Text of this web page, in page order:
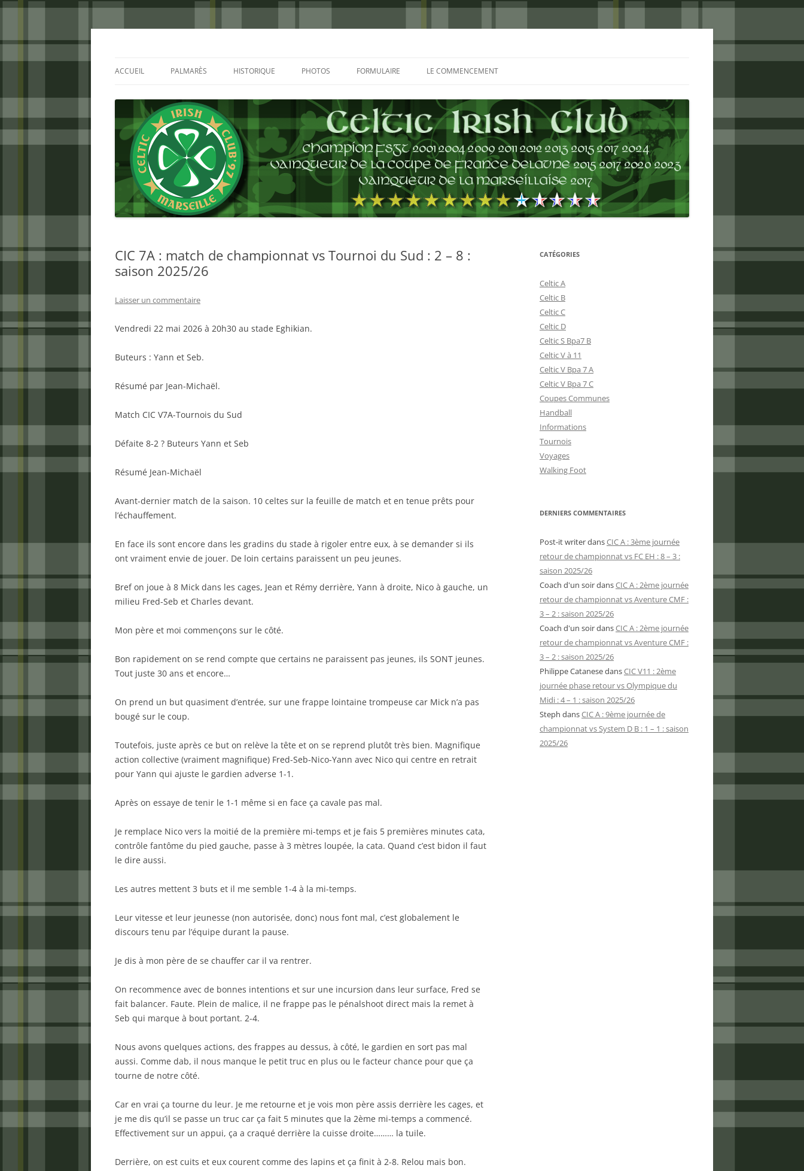
Aller
ACCUEIL PALMARÈS HISTORIQUE PHOTOS
GLASGOW 2002
CHARLIE & THE BHOYS 2006
PRAGUE 2006
NICE 2008
FORMULAIRE LE COMMENCEMENT
CIC 7A : match de championnat vs Tournoi du Sud : 2 – 8 :
saison 2025/26
Laisser un commentaire
Vendredi 22 mai 2026 à 20h30 au stade Eghikian.
Buteurs : Yann et Seb.
Résumé par Jean-Michaël.
Match CIC V7A-Tournois du Sud
Défaite 8-2 ? Buteurs Yann et Seb
Résumé Jean-Michaël
Avant-dernier match de la saison. 10 celtes sur la feuille de match et en tenue prêts pour
l’échauffement.
En face ils sont encore dans les gradins du stade à rigoler entre eux, à se demander si ils
ont vraiment envie de jouer. De loin certains paraissent un peu jeunes.
Bref on joue à 8 Mick dans les cages, Jean et Rémy derrière, Yann à droite, Nico à gauche, un
milieu Fred-Seb et Charles devant.
Mon père et moi commençons sur le côté.
Bon rapidement on se rend compte que certains ne paraissent pas jeunes, ils SONT jeunes.
Tout juste 30 ans et encore…
On prend un but quasiment d’entrée, sur une frappe lointaine trompeuse car Mick n’a pas
bougé sur le coup.
Toutefois, juste après ce but on relève la tête et on se reprend plutôt très bien. Magnifique
action collective (vraiment magnifique) Fred-Seb-Nico-Yann avec Nico qui centre en retrait
pour Yann qui ajuste le gardien adverse 1-1.
Après on essaye de tenir le 1-1 même si en face ça cavale pas mal.
Je remplace Nico vers la moitié de la première mi-temps et je fais 5 premières minutes cata,
contrôle fantôme du pied gauche, passe à 3 mètres loupée, la cata. Quand c’est bidon il faut
le dire aussi.
Les autres mettent 3 buts et il me semble 1-4 à la mi-temps.
Leur vitesse et leur jeunesse (non autorisée, donc) nous font mal, c’est globalement le
discours tenu par l’équipe durant la pause.
Je dis à mon père de se chauffer car il va rentrer.
On recommence avec de bonnes intentions et sur une incursion dans leur surface, Fred se
fait balancer. Faute. Plein de malice, il ne frappe pas le pénalshoot direct mais la remet à
Seb qui marque à bout portant. 2-4.
Nous avons quelques actions, des frappes au dessus, à côté, le gardien en sort pas mal
aussi. Comme dab, il nous manque le petit truc en plus ou le facteur chance pour que ça
tourne de notre côté.
Car en vrai ça tourne du leur. Je me retourne et je vois mon père assis derrière les cages, et
je me dis qu’il se passe un truc car ça fait 5 minutes que la 2ème mi-temps a commencé.
Effectivement sur un appui, ça a craqué derrière la cuisse droite……… la tuile.
Derrière, on est cuits et eux courent comme des lapins et ça finit à 2-8. Relou mais bon.
CATÉGORIES
Celtic A
Celtic B
Celtic C
Celtic D
Celtic S Bpa7 B
Celtic V à 11
Celtic V Bpa 7 A
Celtic V Bpa 7 C
Coupes Communes
Handball
Informations
Tournois
Voyages
Walking Foot
DERNIERS COMMENTAIRES
Post-it writerdansCIC A : 3ème journée
retour de championnat vs FC EH : 8 – 3 :
saison 2025/26
Coach d'un soirdansCIC A : 2ème journée
retour de championnat vs Aventure CMF :
3 – 2 : saison 2025/26
Coach d'un soirdansCIC A : 2ème journée
retour de championnat vs Aventure CMF :
3 – 2 : saison 2025/26
Philippe CatanesedansCIC V11 : 2ème
journée phase retour vs Olympique du
Midi : 4 – 1 : saison 2025/26
Steph dansCIC A : 9ème journée de
championnat vs System D B : 1 – 1 : saison
2025/26